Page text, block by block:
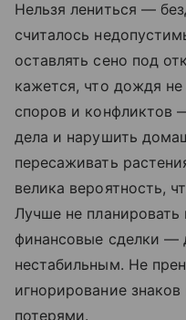
Нельзя лениться —
считалось
оставлять сено под
кажется, что дождя не
споров и конфликтов
дела и нарушить
пересаживать
велика вероятность,
Лучше не планировать
финансовые сделки —
нестабильным. Не
игнорирование
потерями.